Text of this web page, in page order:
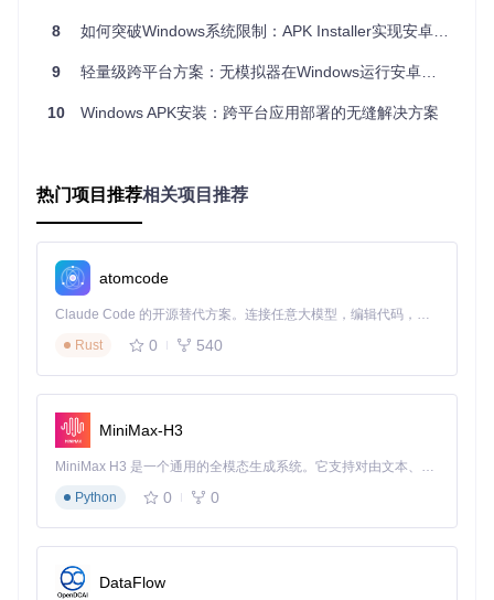
打造无缝更新体验的实现机制
应用更新是维护用户体验的关键环节，APK Installer在这方面
清楚了解更新内容。
最大限度保护用户数据。同时，更新界面与安装界面采用相似
布局，降低了用户的学习成本。
应用场景案例：从开发测试到日常使用
开发测试场景
使用APK Installer，他可以快速安装不同架构的APK包，通过
界面直观查看权限需求和依赖关系，大大提高了测试效率。特
换测试环境。
日常使用场景
8 如何突破Windows系统限制：APK Installer实现安卓应用无缝部署
9 轻量级跨平台方案：无模拟器在Windows运行安卓应用的全新体验
10 Windows APK安装：跨平台应用部署的无缝解决方案
热门项目推荐相关项目推荐
atomcode
Claude Code 的开源替代方案。连接任意大模型，编辑代码，运行命令，自动验证 — 全自动执行。用 Rust 构建，极致性能。 ｜ An open-source alternative to Claude Code. Connect any LLM, edit code, run commands, and verify changes — autonomously. Built in Rust for speed. Get Started
Rust
0 540
MiniMax-H3
MiniMax H3 是一个通用的全模态生成系统。它支持对由文本、图像、视频和音频组成的多模态上下文进行统一理解，并能生成分辨率高达 2K、时长可达 15 秒的带原生立体声音频的视频。得益于面向任务泛化的系统设计，H3 在预训练阶段就已具备广泛的多模态上下文理解与生成能力，能够出色地执行复杂的多模态指令。
Python
0 0
DataFlow